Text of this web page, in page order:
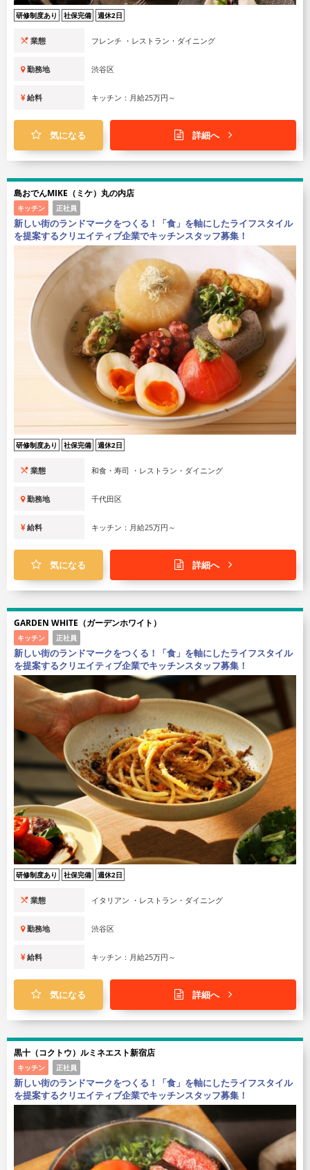
研修制度あり 社保完備 週休2日
業態 フレンチ ・レストラン・ダイニング
勤務地 渋谷区
給料 キッチン：月給25万円～
気になる 詳細へ
島おでんMIKE（ミケ）丸の内店
キッチン 正社員
新しい街のランドマークをつくる！「食」を軸にしたライフスタイル
を提案するクリエイティブ企業でキッチンスタッフ募集！
研修制度あり 社保完備 週休2日
業態 和食・寿司 ・レストラン・ダイニング
勤務地 千代田区
給料 キッチン：月給25万円～
気になる 詳細へ
GARDEN WHITE（ガーデンホワイト）
キッチン 正社員
新しい街のランドマークをつくる！「食」を軸にしたライフスタイル
を提案するクリエイティブ企業でキッチンスタッフ募集！
研修制度あり 社保完備 週休2日
業態 イタリアン ・レストラン・ダイニング
勤務地 渋谷区
給料 キッチン：月給25万円～
気になる 詳細へ
黒十（コクトウ）ルミネエスト新宿店
キッチン 正社員
新しい街のランドマークをつくる！「食」を軸にしたライフスタイル
を提案するクリエイティブ企業でキッチンスタッフ募集！